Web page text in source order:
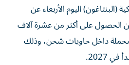
(البنتاغون) اليوم الأربعاء عن
الحصول على أكثر من عشرة آلاف
‌داخل حاويات شحن، وذلك
2027.